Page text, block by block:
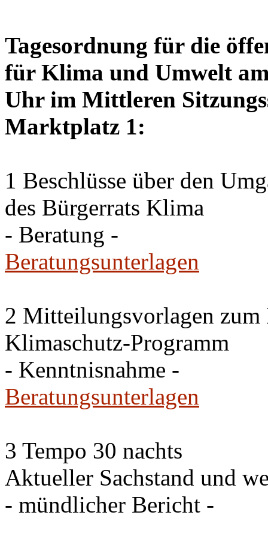
Tagesordnung für die
für Klima und Umwelt
Uhr im Mittleren
Marktplatz 1:
1 Beschlüsse über den
des Bürgerrats Klima
- Beratung -
Beratungsunterlagen
2 Mitteilungsvorlagen zum
Klimaschutz-Programm
- Kenntnisnahme -
Beratungsunterlagen
3 Tempo 30 nachts
Aktueller Sachstand und
- mündlicher Bericht -